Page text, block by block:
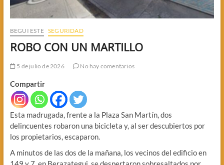
BEGUI ESTE SEGURIDAD
ROBO CON UN MARTILLO
5 de julio de 2026 No hay comentarios
Compartir
Esta madrugada, frente a la Plaza San Martín, dos
delincuentes robaron una bicicleta y, al ser descubiertos por
los propietarios, escaparon.
A minutos de las dos de la mañana, los vecinos del edificio en